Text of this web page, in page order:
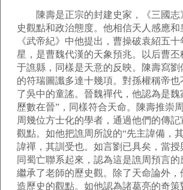
陳壽是正宗的封建史家，《三國志
史觀點和政治態度。他相信天人感應和
《武帝紀》中他提出，曹操破袁紹五
星，是曹魏代漢的天象預兆。以后曹丕
于譙縣，同樣是天意的反映。陳壽寫劉
的符瑞圖讖多達十幾項。對孫權稱帝
了吳中的童謠。晉魏禪代，他認為是魏
歷數在晉”，同樣符合天命。陳壽推崇
周幾位方士化的學者，通過他們的傳
觀點。如他把譙周所說的“先主諱備，
諱禪，其訓受也。如言劉已具矣，當授
同蜀亡聯系起來，認為這是譙周預言
繼承了老師的歷史觀。除了天命論外，
造歷史的觀點。如他認為諸葛亮的奇